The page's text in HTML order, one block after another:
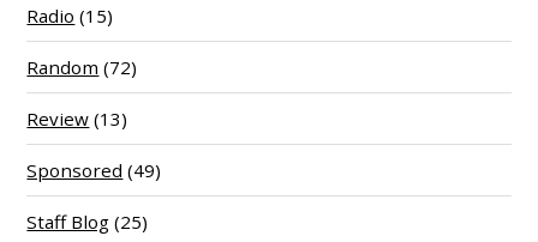
Radio (15)
Random (72)
Review (13)
Sponsored (49)
Staff Blog (25)